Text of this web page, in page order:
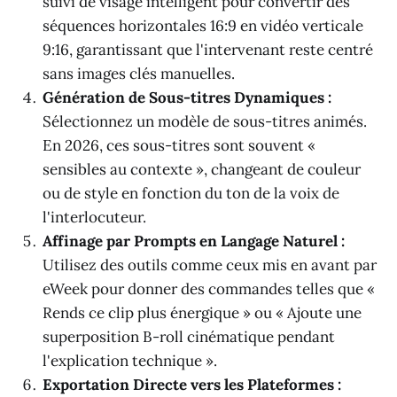
séquences horizontales 16:9 en vidéo verticale
9:16, garantissant que l'intervenant reste centré
sans images clés manuelles.
Génération de Sous-titres Dynamiques :
Sélectionnez un modèle de sous-titres animés.
En 2026, ces sous-titres sont souvent «
sensibles au contexte », changeant de couleur
ou de style en fonction du ton de la voix de
l'interlocuteur.
Affinage par Prompts en Langage Naturel :
Utilisez des outils comme ceux mis en avant par
eWeek pour donner des commandes telles que «
Rends ce clip plus énergique » ou « Ajoute une
superposition B-roll cinématique pendant
l'explication technique ».
Exportation Directe vers les Plateformes :